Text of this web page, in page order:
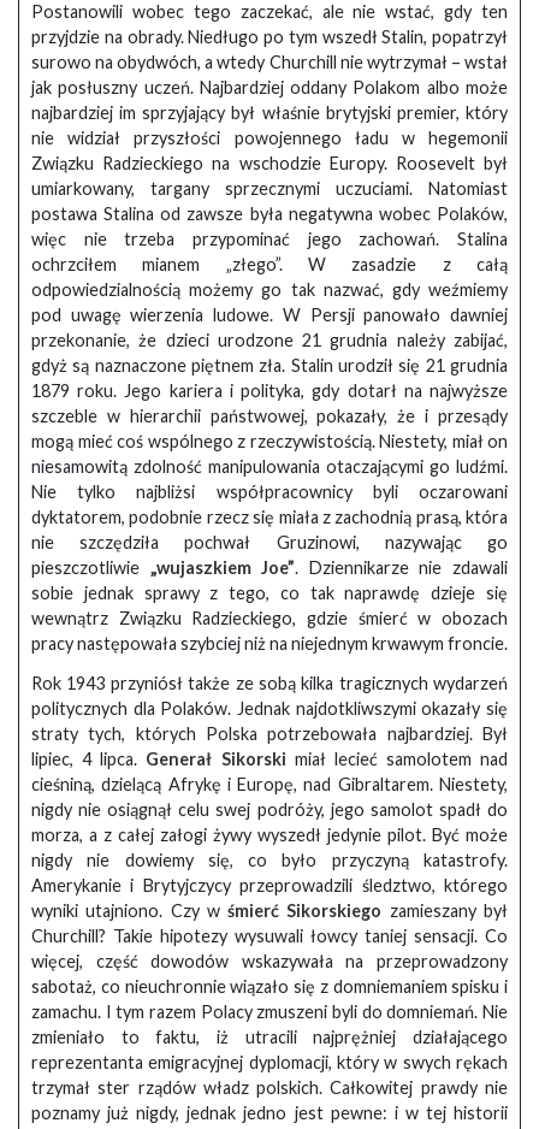
Postanowili wobec tego zaczekać, ale nie wstać, gdy ten
przyjdzie na obrady. Niedługo po tym wszedł Stalin, popatrzył
surowo na obydwóch, a wtedy Churchill nie wytrzymał – wstał
jak posłuszny uczeń. Najbardziej oddany Polakom albo może
najbardziej im sprzyjający był właśnie brytyjski premier, który
nie widział przyszłości powojennego ładu w hegemonii
Związku Radzieckiego na wschodzie Europy. Roosevelt był
umiarkowany, targany sprzecznymi uczuciami. Natomiast
postawa Stalina od zawsze była negatywna wobec Polaków,
więc nie trzeba przypominać jego zachowań. Stalina
ochrzciłem mianem „złego”. W zasadzie z całą
odpowiedzialnością możemy go tak nazwać, gdy weźmiemy
pod uwagę wierzenia ludowe. W Persji panowało dawniej
przekonanie, że dzieci urodzone 21 grudnia należy zabijać,
gdyż są naznaczone piętnem zła. Stalin urodził się 21 grudnia
1879 roku. Jego kariera i polityka, gdy dotarł na najwyższe
szczeble w hierarchii państwowej, pokazały, że i przesądy
mogą mieć coś wspólnego z rzeczywistością. Niestety, miał on
niesamowitą zdolność manipulowania otaczającymi go ludźmi.
Nie tylko najbliżsi współpracownicy byli oczarowani
dyktatorem, podobnie rzecz się miała z zachodnią prasą, która
nie szczędziła pochwał Gruzinowi, nazywając go
pieszczotliwie „wujaszkiem Joe”. Dziennikarze nie zdawali
sobie jednak sprawy z tego, co tak naprawdę dzieje się
wewnątrz Związku Radzieckiego, gdzie śmierć w obozach
pracy następowała szybciej niż na niejednym krwawym froncie.
Rok 1943 przyniósł także ze sobą kilka tragicznych wydarzeń
politycznych dla Polaków. Jednak najdotkliwszymi okazały się
straty tych, których Polska potrzebowała najbardziej. Był
lipiec, 4 lipca. Generał Sikorski miał lecieć samolotem nad
cieśniną, dzielącą Afrykę i Europę, nad Gibraltarem. Niestety,
nigdy nie osiągnął celu swej podróży, jego samolot spadł do
morza, a z całej załogi żywy wyszedł jedynie pilot. Być może
nigdy nie dowiemy się, co było przyczyną katastrofy.
Amerykanie i Brytyjczycy przeprowadzili śledztwo, którego
wyniki utajniono. Czy wśmierć Sikorskiego zamieszany był
Churchill? Takie hipotezy wysuwali łowcy taniej sensacji. Co
więcej, część dowodów wskazywała na przeprowadzony
sabotaż, co nieuchronnie wiązało się z domniemaniem spisku i
zamachu. I tym razem Polacy zmuszeni byli do domniemań. Nie
zmieniało to faktu, iż utracili najprężniej działającego
reprezentanta emigracyjnej dyplomacji, który w swych rękach
trzymał ster rządów władz polskich. Całkowitej prawdy nie
poznamy już nigdy, jednak jedno jest pewne: i w tej historii